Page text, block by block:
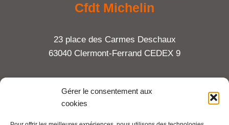
Gérer le consentement aux
cookies
Cfdt Michelin
23 place des Carmes Deschaux
63040 Clermont-Ferrand CEDEX 9
Tel : 06 65 27 23 81